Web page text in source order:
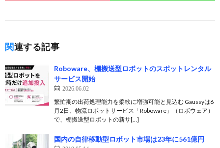
関連する記事
Roboware、棚搬送型ロボットのスポットレンタル
サービス開始
2026.06.02
繁忙期の出荷処理能力を柔軟に増強可能と見込む Gaussyは6
月2日、物流ロボットサービス「Roboware」（ロボウェア）
で、棚搬送型ロボットの新サ[…]
国内の自律移動型ロボット市場は23年に561億円